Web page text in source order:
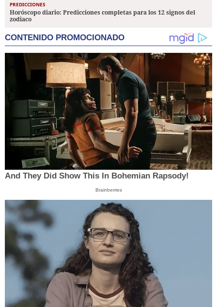
PREDICCIONES
Horóscopo diario: Predicciones completas para los 12 signos del
zodiaco
CONTENIDO PROMOCIONADO
And They Did Show This In Bohemian Rapsody!
Brainberries